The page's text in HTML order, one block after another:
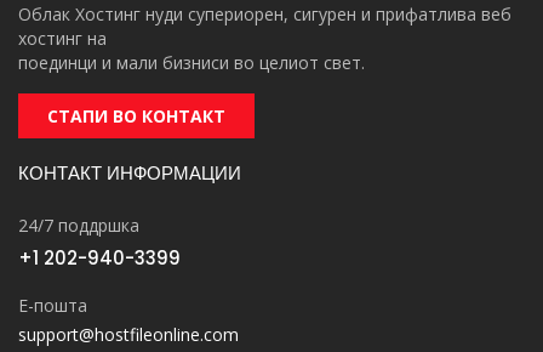
Облак Хостинг нуди супериорен, сигурен и прифатлива веб
хостинг на
поединци и мали бизниси во целиот свет.
СТАПИ ВО КОНТАКТ
КОНТАКТ ИНФОРМАЦИИ
24/7 поддршка
+1 202-940-3399
Е-пошта
support@hostfileonline.com